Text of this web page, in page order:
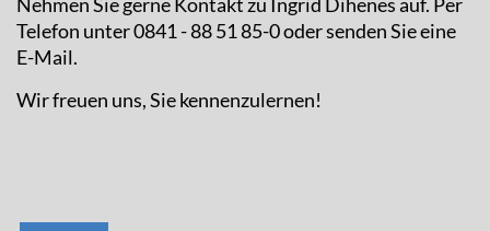
Telefon unter 0841 - 88 51 85-0 oder senden Sie eine
E-Mail.
Wir freuen uns, Sie kennenzulernen!